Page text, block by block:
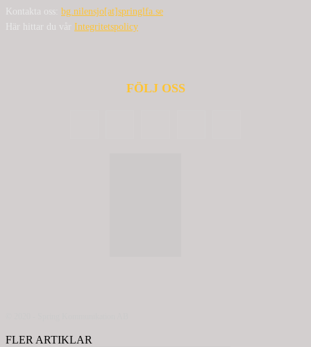
Kontakta oss: bg.nilensjo[at]springlfa.se
Här hittar du vår Integritetspolicy
FÖLJ OSS
FLER ARTIKLAR